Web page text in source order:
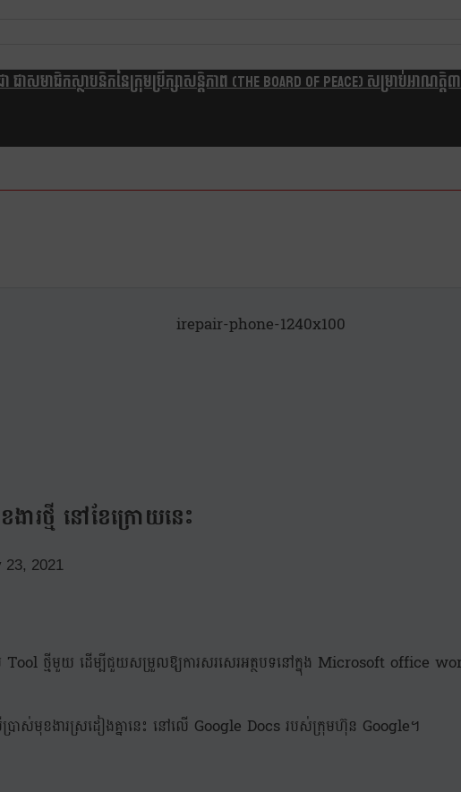
ាសមាជិកស្ថាបនិកនៃក្រុមប្រឹក្សាសន្តិភាព (The Board Of Peace) សម្រាប់អាណត្តិ៣
irepair-phone-1240x100
ារថ្មី នៅខែក្រោយនេះ
23, 2021
ថ្មីមួយ ដើម្បីជួយសម្រួលឱ្យការសរសេរអត្ថបទនៅក្នុង Microsoft office
រាស់មុខងារស្រដៀងគ្នានេះ នៅលើ Google Docs របស់ក្រុមហ៊ុន Google។